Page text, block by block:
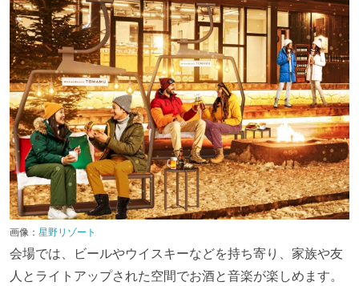
画像： 星野リゾート
会場では、ビールやウイスキーなどを持ち寄り、家族や友
人とライトアップされた空間でお酒と音楽が楽しめます。